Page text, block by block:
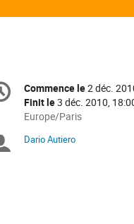
Date/Heure
Commence le2 déc.
Finit le3 déc. 2010,
Toutes
horaires
Europe/Paris
Présidents
Dario Autiero